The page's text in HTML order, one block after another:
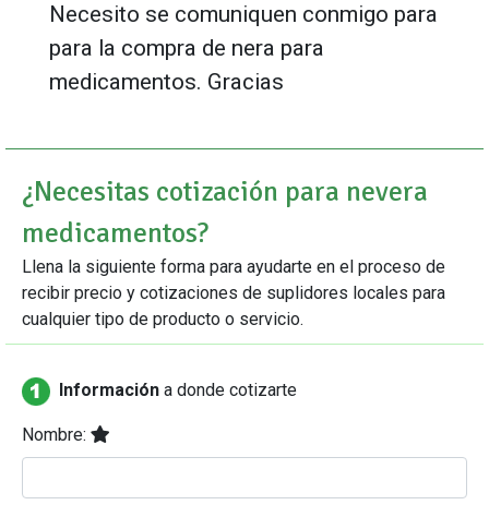
Necesito se comuniquen conmigo para
para la compra de nera para
medicamentos. Gracias
¿Necesitas cotización para nevera
medicamentos?
Llena la siguiente forma para ayudarte en el proceso de
recibir precio y cotizaciones de suplidores locales para
cualquier tipo de producto o servicio.
Información a donde cotizarte
Nombre: